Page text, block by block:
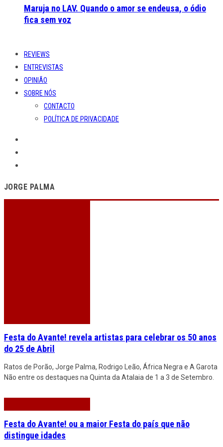
Maruja no LAV. Quando o amor se endeusa, o ódio
fica sem voz
REVIEWS
ENTREVISTAS
OPINIÃO
SOBRE NÓS
CONTACTO
POLÍTICA DE PRIVACIDADE
JORGE PALMA
Festa do Avante! revela artistas para celebrar os 50 anos
do 25 de Abril
Ratos de Porão, Jorge Palma, Rodrigo Leão, África Negra e A Garota
Não entre os destaques na Quinta da Atalaia de 1 a 3 de Setembro.
Festa do Avante! ou a maior Festa do país que não
distingue idades